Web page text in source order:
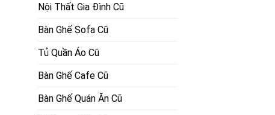
Nội Thất Gia Đình Cũ
Bàn Ghế Sofa Cũ
Tủ Quần Áo Cũ
Bàn Ghế Cafe Cũ
Bàn Ghế Quán Ăn Cũ